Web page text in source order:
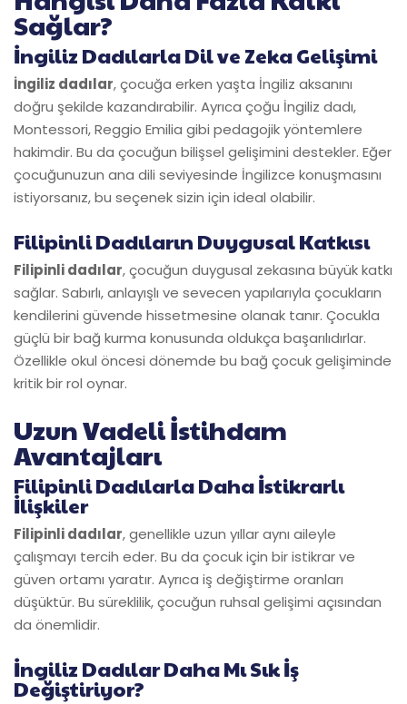
Sağlar?
İngiliz Dadılarla Dil ve Zeka Gelişimi
İngiliz dadılar, çocuğa erken yaşta İngiliz aksanını
doğru şekilde kazandırabilir. Ayrıca çoğu İngiliz dadı,
Montessori, Reggio Emilia gibi pedagojik yöntemlere
hakimdir. Bu da çocuğun bilişsel gelişimini destekler. Eğer
çocuğunuzun ana dili seviyesinde İngilizce konuşmasını
istiyorsanız, bu seçenek sizin için ideal olabilir.
Filipinli Dadıların Duygusal Katkısı
Filipinli dadılar, çocuğun duygusal zekasına büyük katkı
sağlar. Sabırlı, anlayışlı ve sevecen yapılarıyla çocukların
kendilerini güvende hissetmesine olanak tanır. Çocukla
güçlü bir bağ kurma konusunda oldukça başarılıdırlar.
Özellikle okul öncesi dönemde bu bağ çocuk gelişiminde
kritik bir rol oynar.
Uzun Vadeli İstihdam
Avantajları
Filipinli Dadılarla Daha İstikrarlı
İlişkiler
Filipinli dadılar, genellikle uzun yıllar aynı aileyle
çalışmayı tercih eder. Bu da çocuk için bir istikrar ve
güven ortamı yaratır. Ayrıca iş değiştirme oranları
düşüktür. Bu süreklilik, çocuğun ruhsal gelişimi açısından
da önemlidir.
İngiliz Dadılar Daha Mı Sık İş
Değiştiriyor?